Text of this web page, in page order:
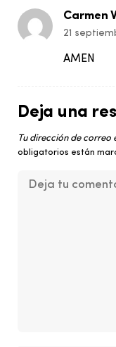
Carmen
21
AMEN
Deja una
Tu dirección de correo
obligatorios están